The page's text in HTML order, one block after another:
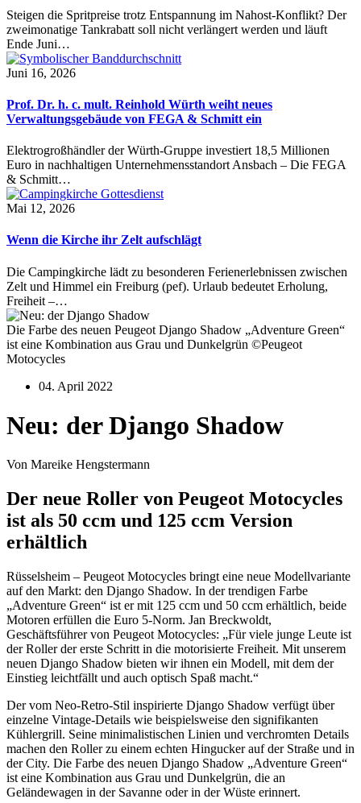
Steigen die Spritpreise trotz Entspannung im Nahost-Konflikt? Der
zweimonatige Tankrabatt soll nicht verlängert werden und läuft
Ende Juni…
Juni 16, 2026
Prof. Dr. h. c. mult. Reinhold Würth weiht neues
Verwaltungsgebäude von FEGA & Schmitt ein
Elektrogroßhändler der Würth-Gruppe investiert 18,5 Millionen
Euro in nachhaltigen Unternehmensstandort Ansbach – Die FEGA
& Schmitt…
Mai 12, 2026
Wenn die Kirche ihr Zelt aufschlägt
Die Campingkirche lädt zu besonderen Ferienerlebnissen zwischen
Zelt und Himmel ein Freiburg (pef). Urlaub bedeutet Erholung,
Freiheit –…
Die Farbe des neuen Peugeot Django Shadow „Adventure Green“
ist eine Kombination aus Grau und Dunkelgrün ©Peugeot
Motocycles
04. April 2022
Neu: der Django Shadow
Von Mareike Hengstermann
Der neue Roller von Peugeot Motocycles
ist als 50 ccm und 125 ccm Version
erhältlich
Rüsselsheim – Peugeot Motocycles bringt eine neue Modellvariante
auf den Markt: den Django Shadow. In der trendigen Farbe
„Adventure Green“ ist er mit 125 ccm und 50 ccm erhältlich, beide
Motoren erfüllen die Euro 5-Norm. Jan Breckwoldt,
Geschäftsführer von Peugeot Motocycles: „Für viele junge Leute ist
der Roller der erste Schritt in die motorisierte Freiheit. Mit unserem
neuen Django Shadow bieten wir ihnen ein Modell, mit dem der
Einstieg leichtfällt und auch optisch Spaß macht.“
Der vom Neo-Retro-Stil inspirierte Django Shadow verfügt über
einzelne Vintage-Details wie beispielsweise den signifikanten
Kühlergrill. Seine minimalistischen Linien und verchromten Details
machen den Roller zu einem echten Hingucker auf der Straße und in
der City. Die Farbe des neuen Django Shadow „Adventure Green“
ist eine Kombination aus Grau und Dunkelgrün, die an
Geländewagen in der Savanne oder in der Wüste erinnert.